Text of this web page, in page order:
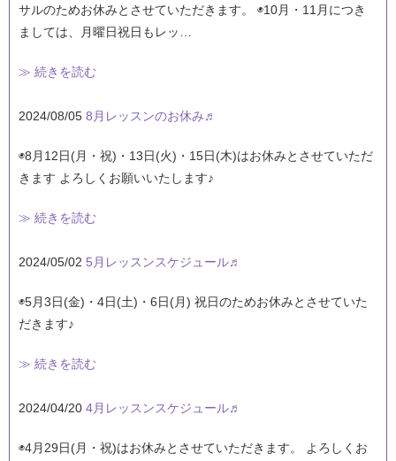
サルのためお休みとさせていただきます。 ◉10月・11月につき
ましては、月曜日祝日もレッ…
≫ 続きを読む
2024/08/05 8月レッスンのお休み♬
◉8月12日(月・祝)・13日(火)・15日(木)はお休みとさせていただ
きます よろしくお願いいたします♪
≫ 続きを読む
2024/05/02 5月レッスンスケジュール♬
◉5月3日(金)・4日(土)・6日(月) 祝日のためお休みとさせていた
だきます♪
≫ 続きを読む
2024/04/20 4月レッスンスケジュール♬
◉4月29日(月・祝)はお休みとさせていただきます。 よろしくお